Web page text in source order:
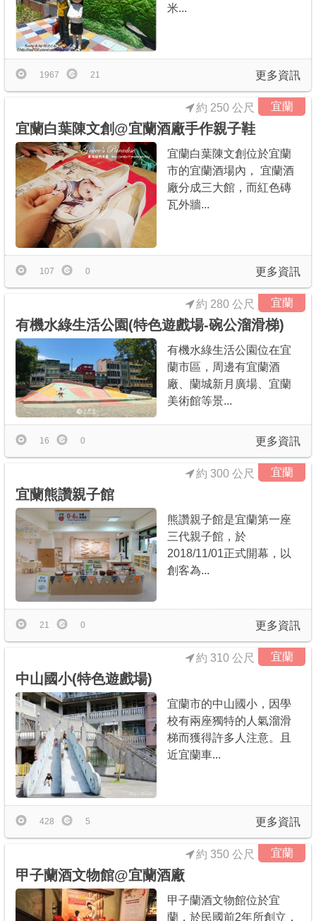
米...
更多資訊
1967 21
宜蘭
宜蘭白葉陳文創@宜蘭酒廠手作親子鞋
約 250 公尺
宜蘭白葉陳文創位於宜蘭
市的宜蘭酒場內， 宜蘭酒
廠分成三大館，而紅色磚
瓦外牆...
更多資訊
107 0
宜蘭
有機水綠生活公園(特色遊戲場-碗公溜滑梯)
約 280 公尺
有機水綠生活公園位在宜
蘭市區，周邊有宜蘭酒
廠、蘭城新月廣場、宜蘭
美術館等景...
更多資訊
16 0
宜蘭
宜蘭熊讚親子館
約 300 公尺
熊讚親子館是宜蘭第一座
三代親子館，於
2018/11/01正式開幕，以
創客為...
更多資訊
21 0
宜蘭
中山國小(特色遊戲場)
約 310 公尺
宜蘭市的中山國小，因學
校有兩座獨特的人氣溜滑
梯而獲得許多人注意。且
近宜蘭車...
更多資訊
428 5
宜蘭
甲子蘭酒文物館@宜蘭酒廠
約 350 公尺
甲子蘭酒文物館位於宜
蘭，於民國前2年所創立，